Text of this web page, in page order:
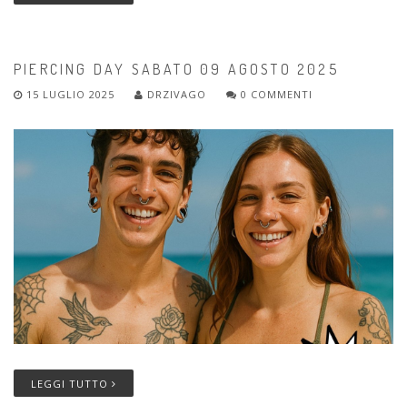
PIERCING DAY SABATO 09 AGOSTO 2025
15 LUGLIO 2025 DRZIVAGO 0 COMMENTI
LEGGI TUTTO